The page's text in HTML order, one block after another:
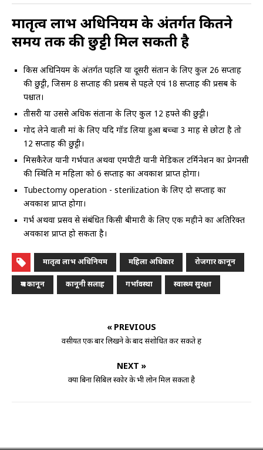
मातृत्व लाभ अधिनियम के अंतर्गत कितने
समय तक की छुट्टी मिल सकती है
किस अधिनियम के अंतर्गत पहलि या दूसरी संतान के लिए कुल 26 सप्ताह
की छुट्टी, जिसमें 8 सप्ताह की प्रसब से पहले एवं 18 सप्ताह की प्रसब के
पश्चात।
तीसरी या उससे अधिक संतानों के लिए कुल 12 हफ्ते की छुट्टी।
गोद लेने वाली मां के लिए यदि गॉड लिया हुआ बच्चा 3 माह से छोटा है तो
12 सप्ताह की छुट्टी।
मिसकैरेज यानी गर्भपात अथवा एमपीटी यानी मेडिकल टर्मिनेशन का प्रेगनेंसी
की स्थिति में महिला को 6 सप्ताह का अवकाश प्राप्त होगा।
Tubectomy operation - sterilization के लिए दो सप्ताह का
अवकाश प्राप्त होगा।
गर्भ अथवा प्रसव से संबंधित किसी बीमारी के लिए एक महीने का अतिरिक्त
अवकाश प्राप्त हो सकता है।
मातृत्व लाभ अधिनियम महिला अधिकार रोजगार कानून
श्रम कानून कानूनी सलाह गर्भावस्था स्वास्थ्य सुरक्षा
« PREVIOUS
वसीयत एक बार लिखने के बाद संशोधित कर सकते हैं
NEXT »
क्या बिना सिबिल स्कोर के भी लोन मिल सकता है